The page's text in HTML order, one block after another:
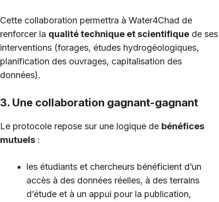
Cette collaboration permettra à Water4Chad de
renforcer la qualité technique et scientifique de ses
interventions (forages, études hydrogéologiques,
planification des ouvrages, capitalisation des
données).
3. Une collaboration gagnant-gagnant
Le protocole repose sur une logique de bénéfices
mutuels :
les étudiants et chercheurs bénéficient d’un
accès à des données réelles, à des terrains
d’étude et à un appui pour la publication,